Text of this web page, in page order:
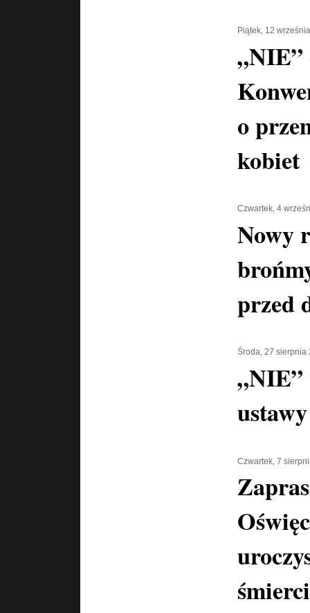
Piątek, 12
o
kobiet
Czwartek, 4
Nowy
przed
Środa, 27 sierpnia
„NIE”
Czwartek, 7